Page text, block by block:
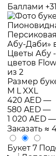
Баллами
Размер
M LXXL
420 AED —
580 AED —
1 020 AED —
Заказать ≈
Букет 7